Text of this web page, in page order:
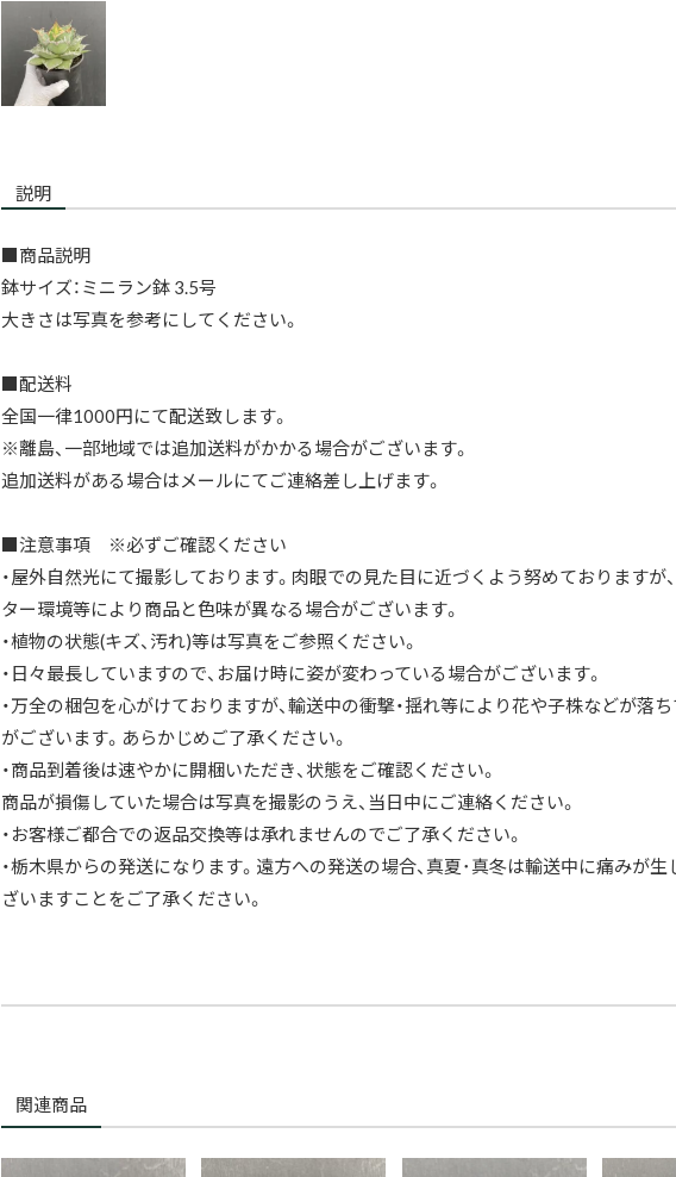
説明
■商品説明
鉢サイズ：ミニラン鉢 3.5号
大きさは写真を参考にしてください。
■配送料
全国一律1000円にて配送致します。
※離島、一部地域では追加送料がかかる場合がございます。
追加送料がある場合はメールにてご連絡差し上げます。
■注意事項 ※必ずご確認ください
・屋外自然光にて撮影しております。肉眼での見た目に近づくよう努めておりますが
ター環境等により商品と色味が異なる場合がございます。
・植物の状態(キズ、汚れ)等は写真をご参照ください。
・日々最長していますので、お届け時に姿が変わっている場合がございます。
・万全の梱包を心がけておりますが、輸送中の衝撃・揺れ等により花や子株などが落
がございます。あらかじめご了承ください。
・商品到着後は速やかに開梱いただき、状態をご確認ください。
商品が損傷していた場合は写真を撮影のうえ、当日中にご連絡ください。
・お客様ご都合での返品交換等は承れませんのでご了承ください。
・栃木県からの発送になります。遠方への発送の場合、真夏･真冬は輸送中に痛みが
ざいますことをご了承ください。
関連商品